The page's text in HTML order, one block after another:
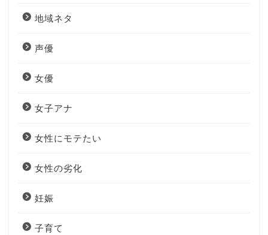
地域ネタ
声優
女優
女子アナ
女性にモテたい
女性の劣化
妊娠
子育て